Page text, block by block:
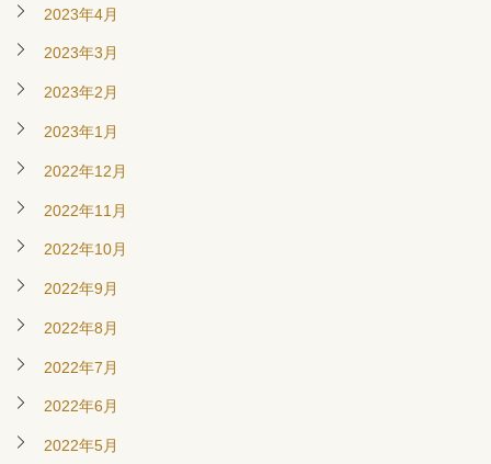
2023年4月
2023年3月
2023年2月
2023年1月
2022年12月
2022年11月
2022年10月
2022年9月
2022年8月
2022年7月
2022年6月
2022年5月